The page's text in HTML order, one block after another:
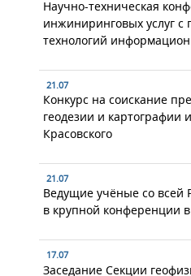
Научно-техническая
инжиниринговых услуг
технологий
21.07
Конкурс на соискание
геодезии и картографии
Красовского
21.07
Ведущие учёные со всей
в крупной конференции
17.07
Заседание Секции